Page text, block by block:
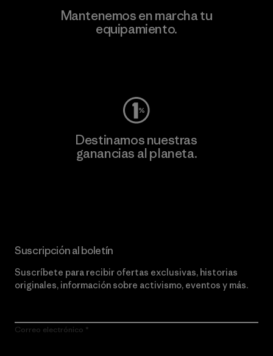
Mantenemos en marcha tu
equipamiento.
Destinamos nuestras
ganancias al planeta.
Suscripción al boletín
Suscríbete para recibir ofertas exclusivas, historias
originales, información sobre activismo, eventos y más.
Correo electrónico